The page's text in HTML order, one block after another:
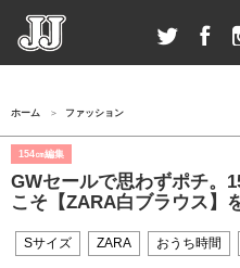
ホーム ファッション
154㎝編集
GWセールで思わずポチ。
こそ【ZARA白ブラウス】
Sサイズ ZARA おうち時間